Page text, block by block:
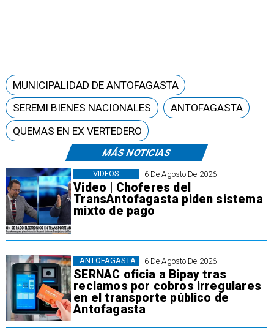
MÁS NOTICIAS
6 De Agosto De 2026
Video | Choferes del
TransAntofagasta piden sistema
mixto de pago
VIDEOS
6 De Agosto De 2026
SERNAC oficia a Bipay tras
reclamos por cobros irregulares
en el transporte público de
Antofagasta
ANTOFAGASTA
MUNICIPALIDAD DE ANTOFAGASTA
SEREMI BIENES NACIONALES
ANTOFAGASTA
QUEMAS EN EX VERTEDERO